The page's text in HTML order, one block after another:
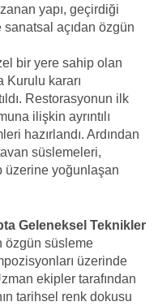
yapı, geçirdiği
açıdan özgün
bir yere sahip olan
Kurulu kararı
Restorasyonun ilk
ilişkin ayrıntılı
hazırlandı. Ardından
süslemeleri,
üzerine yoğunlaşan
Geleneksel Teknikler
özgün süsleme
üzerinde
ekipler tarafından
tarihsel renk dokusu